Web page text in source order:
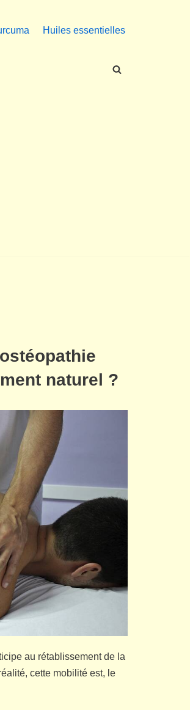
Huiles essentielles
naturel ?
au rétablissement de la
cette mobilité est, le